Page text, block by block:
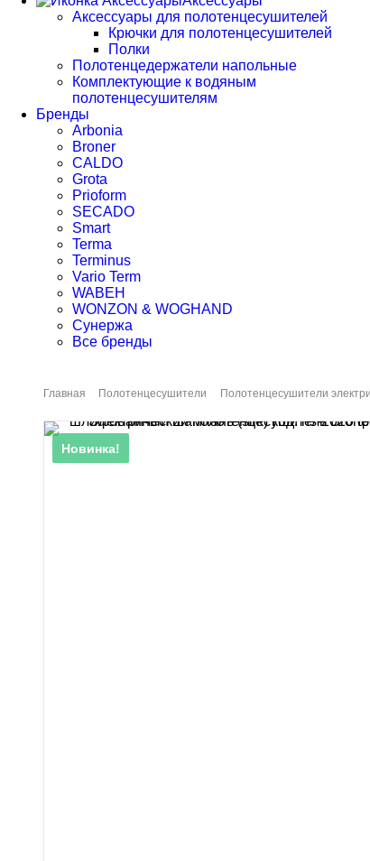
Аксессуары для полотенцесушителей
Крючки для полотенцесушителей
Полки
Полотенцедержатели напольные
Комплектующие к водяным
полотенцесушителям
Бренды
Arbonia
Broner
CALDO
Grota
Prioform
SECADO
Smart
Terma
Terminus
Vario Term
WABEH
WONZON & WOGHAND
Сунержа
Все бренды
Главная Полотенцесушители Полотенцесушители
Новинка!